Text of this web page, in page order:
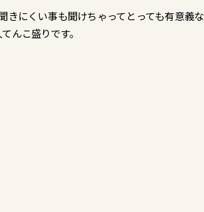
にくい事も聞けちゃってとっても有意義な
んこ盛りです。